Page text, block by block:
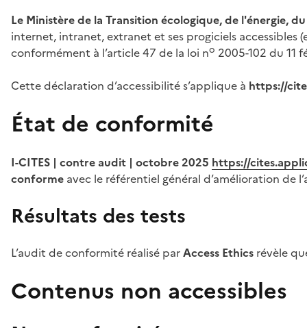
Le Ministère de la Transition écologique, de l'énergie,
internet, intranet, extranet et ses progiciels
conformément à l’article 47 de la loi no 2005-102 du 11
Cette déclaration d’accessibilité s’applique à https://
État de conformité
I-CITES | contre audit | octobre 2025 https://
conforme avec le référentiel général d’amélioration de
Résultats des tests
L’audit de conformité réalisé parAccess Ethics révèle
Contenus non accessibles